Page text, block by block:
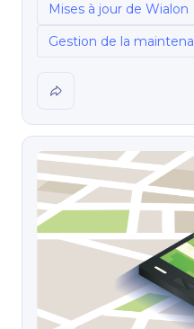
Mises à jour de Wialon
Gestion de la